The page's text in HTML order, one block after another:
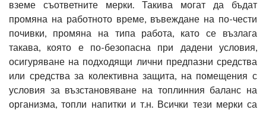
вземе съответните мерки. Такива могат да бъдат
промяна на работното време, въвеждане на по-чести
почивки, промяна на типа работа, като се възлага
такава, която е по-безопасна при дадени условия,
осигуряване на подходящи лични предпазни средства
или средства за колективна защита, на помещения с
условия за възстановяване на топлинния баланс на
организма, топли напитки и т.н. Всички тези мерки са